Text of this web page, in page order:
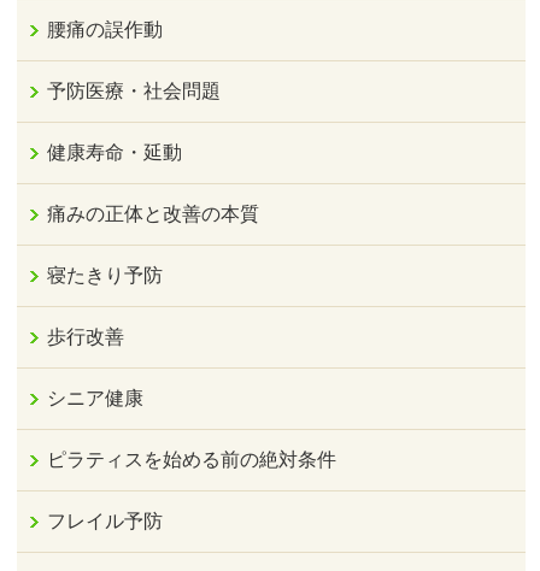
腰痛の誤作動
予防医療・社会問題
健康寿命・延動
痛みの正体と改善の本質
寝たきり予防
歩行改善
シニア健康
ピラティスを始める前の絶対条件
フレイル予防